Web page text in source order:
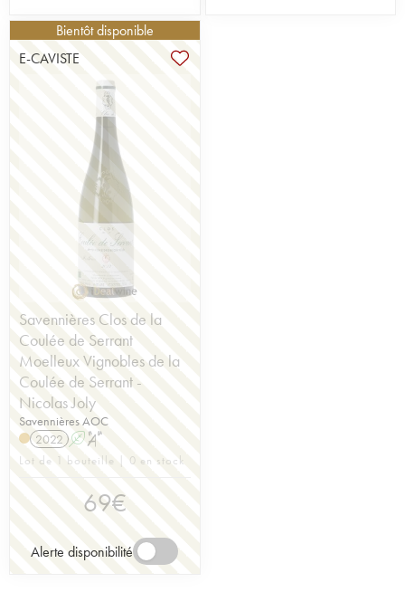
Bientôt disponible
E-CAVISTE
Savennières Clos de la
Coulée de Serrant
Moelleux Vignobles de la
Coulée de Serrant -
Nicolas Joly
Savennières AOC
2022 A S
Lot de 1 bouteille | 0 en stock
69€
Alerte disponibilité